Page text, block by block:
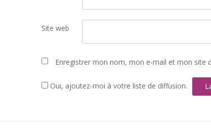
Site web
Enregistrer mon nom, mon e-mail et mon site
Oui, ajoutez-moi à votre liste de diffusion.